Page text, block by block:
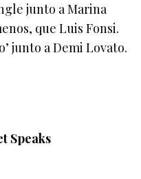
junto a Marina
que Luis Fonsi.
junto a Demi Lovato.
Speaks